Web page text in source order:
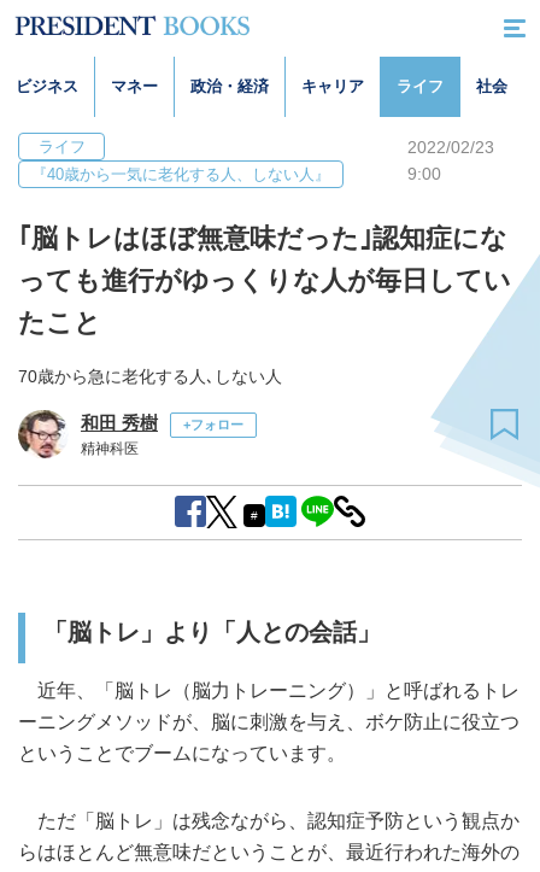
ビジネス マネー 政治・経済 キャリア ライフ 社会
ライフ
『40歳から一気に老化する人、しない人』
2022/02/23
9:00
｢脳トレはほぼ無意味だった｣認知症にな
っても進行がゆっくりな人が毎日してい
たこと
70歳から急に老化する人､しない人
和田 秀樹 +フォロー
精神科医
#
「脳トレ」より「人との会話」
近年、「脳トレ（脳力トレーニング）」と呼ばれるトレ
ーニングメソッドが、脳に刺激を与え、ボケ防止に役立つ
ということでブームになっています。
ただ「脳トレ」は残念ながら、認知症予防という観点か
らはほとんど無意味だということが、最近行われた海外の